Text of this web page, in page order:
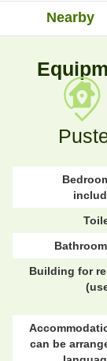
Nearby
Building for
can be